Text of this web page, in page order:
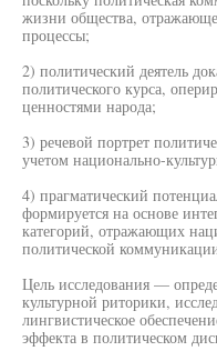
жизни общества,
процессы;
2) политический деятель
политического курса,
ценностями народа;
3) речевой портрет
учетом национально-
4) прагматический
формируется на основе
категорий, отражающих
политической
Цель исследования —
культурной риторики,
лингвистическое
эффекта в политическом